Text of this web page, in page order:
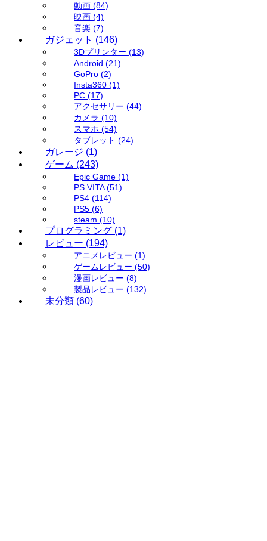
動画 (84)
映画 (4)
音楽 (7)
ガジェット (146)
3Dプリンター (13)
Android (21)
GoPro (2)
Insta360 (1)
PC (17)
アクセサリー (44)
カメラ (10)
スマホ (54)
タブレット (24)
ガレージ (1)
ゲーム (243)
Epic Game (1)
PS VITA(51)
PS4 (114)
PS5 (6)
steam (10)
プログラミング (1)
レビュー (194)
アニメレビュー (1)
ゲームレビュー (50)
漫画レビュー (8)
製品レビュー (132)
未分類 (60)